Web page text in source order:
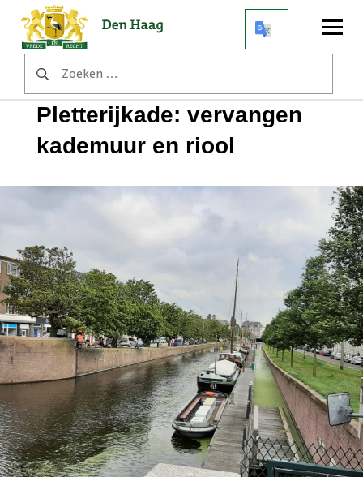
naar:
Open
Pletterijkade: vervangen
kademuur en riool
Pletterijkade: vervangen kademuur en riool